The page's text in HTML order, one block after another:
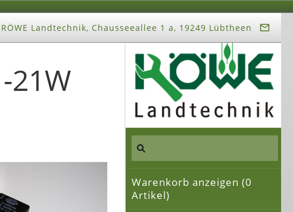
RÖWE Landtechnik, Chausseeallee 1 a, 19249 Lübtheen
Warenkorb anzeigen (0
Artikel)
21W